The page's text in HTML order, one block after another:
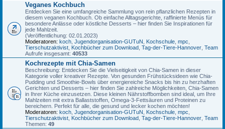
Veganes Kochbuch
Entdecken Sie eine umfangreiche Sammlung von rein pflanzlichen Rezepten in
diesem veganen Kochbuch. Ob einfache Alltagsgerichte, raffinierte Menüs für
besondere Anlässe oder köstliche Desserts – hier finden Sie Inspirationen für
jede Mahlzeit.
(Veröffentlichung: 02.01.2023)
Moderatoren: koch Jugendorganisation-GUTuN Kochschule mpc
Tierschutzaktivist Kochbücher zum Download Tag-der-Tiere-Hannover Team
Aufrufe insgesamt: 40533
Kochrezepte mit Chia-Samen
Beschreibung: Entdecken Sie die Vielseitigkeit von Chia-Samen in dieser
Kategorie voller kreativer Rezepte. Von gesunden Frühstücksideen wie Chia-
Pudding und Smoothie-Bowls über energiereiche Snacks bis hin zu herzhaften
Gerichten und Desserts – hier finden Sie zahlreiche Möglichkeiten, Chia-Samen
in Ihrer Küche einzusetzen. Diese kleinen Nährstoffbomben sind ideal, um Ihre
Mahlzeiten mit extra Ballaststoffen, Omega-3-Fettsäuren und Proteinen zu
bereichern. Perfekt für alle, die gesund und lecker kochen möchten!
Moderatoren: koch Jugendorganisation-GUTuN Kochschule mpc
Tierschutzaktivist Kochbücher zum Download Tag-der-Tiere-Hannover Team
Themen: 49